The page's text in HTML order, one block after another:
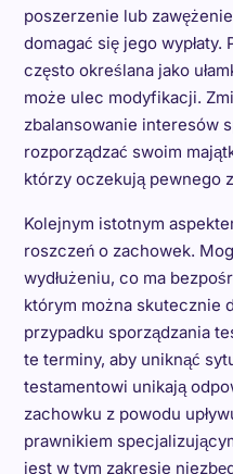
poszerzenie lub
domagać się jego
często określana jako
może ulec modyfikacji.
zbalansowanie interesów
rozporządzać swoim
którzy oczekują pewnego
Kolejnym istotnym
roszczeń o zachowek.
wydłużeniu, co ma
którym można skutecznie
przypadku sporządzania
te terminy, aby uniknąć
testamentowi unikają
zachowku z powodu
prawnikiem
jest w tym zakresie